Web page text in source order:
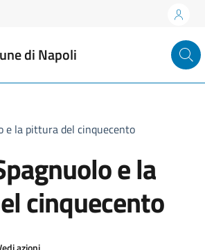
di Napoli
e la pittura del cinquecento
e la
cinquecento